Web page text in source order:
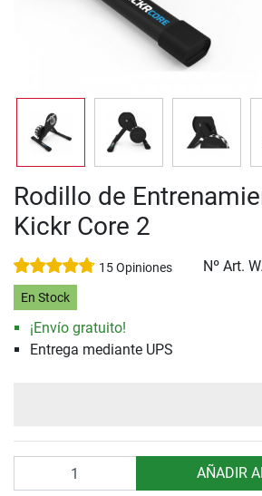
Rodillo de
Kickr Core 2
15 Opiniones Nº Art.
En Stock
¡Envío gratuito!
Entrega mediante UPS
AÑADIR